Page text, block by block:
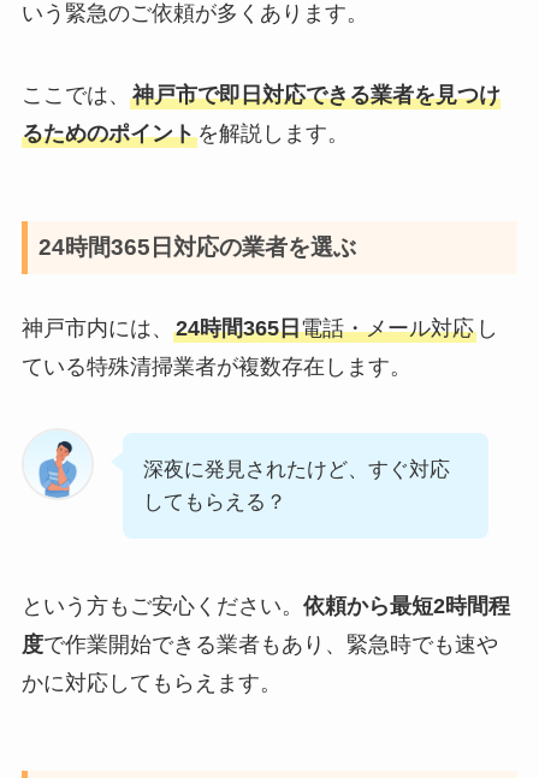
いう緊急のご依頼が多くあります。
ここでは、 神戸市で即日対応できる業者を見つけ
るためのポイントを解説します。
24時間365日対応の業者を選ぶ
神戸市内には、 24時間365日電話・メール対応し
ている特殊清掃業者が複数存在します。
深夜に発見されたけど、すぐ対応
してもらえる？
という方もご安心ください。 依頼から最短2時間程
度で作業開始できる業者もあり、緊急時でも速や
かに対応してもらえます。